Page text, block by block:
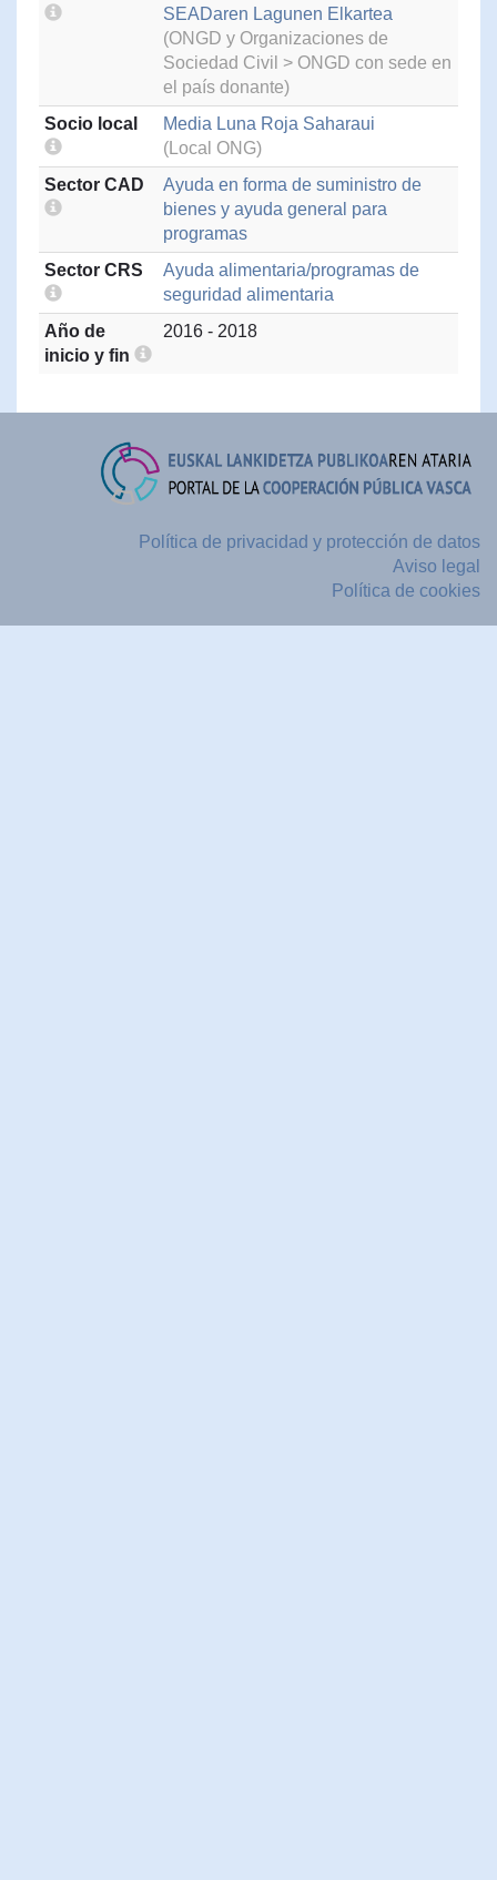
SEADaren Lagunen Elkartea
(ONGD y Organizaciones de
Sociedad Civil > ONGD con sede en
el país donante)
Socio local
Media Luna Roja Saharaui
(Local ONG)
Sector CAD
Ayuda en forma de suministro de
bienes y ayuda general para
programas
Sector CRS
Ayuda alimentaria/programas de
seguridad alimentaria
Año de
inicio y fin
2016 - 2018
Política de privacidad y protección de datos
Aviso legal
Política de cookies